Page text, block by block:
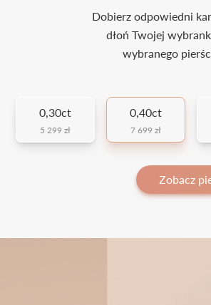
Dobierz odpowiedni
dłoń Twojej
wybranego
0,30ct
5 299 zł
0,40ct
7 699 zł
Zobacz